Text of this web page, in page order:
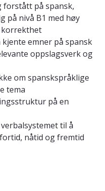
forstått på spansk,
på nivå B1 med høy
korrekthet
emner på spansk
oppslagsverk og
om spanskspråklige
tema
på en
til å
nåtid og fremtid